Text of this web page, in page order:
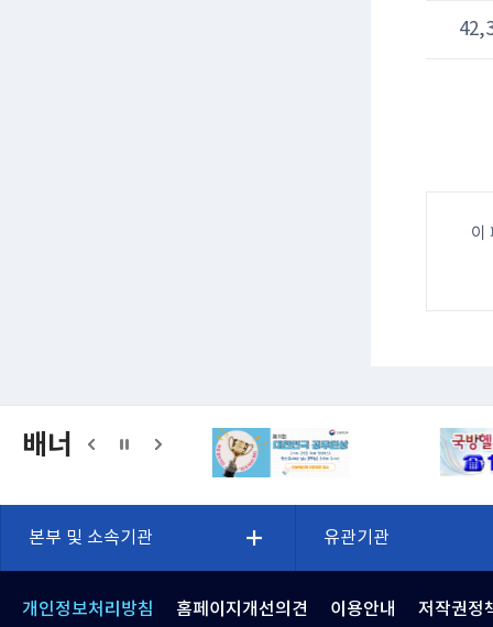
이
배너
본부 및 소속기관 유관기관
개인정보처리방침 홈페이지개선의견 이용안내 저작권정